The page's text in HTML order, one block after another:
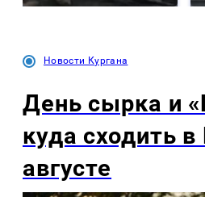
Новости Кургана
День сырка и
куда сходить в
августе